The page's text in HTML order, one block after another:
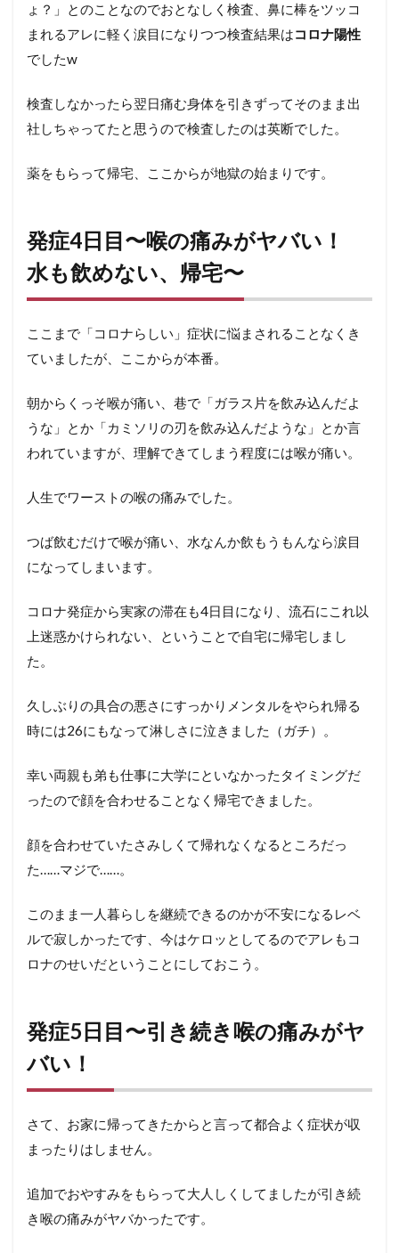
た〜
12
発症
味覚
がも
どっ
た〜
まだ
は続
遺症
的な
リバ
リよ
13.1
いのに
ふわふ
体がフ
ラフラ
する
13.2
な筋力
味覚も
変〜味
しない
かでマ
ジでク
ソ〜
14
め：
ナだ
けに
はか
から
い
14.1
け：こ
の症状
まとめ
おまけ
2:ここ
までの
ょ？」とのことなのでおとなしく検査、鼻に棒をツッコ
まれるアレに軽く涙目になりつつ検査結果はコロナ陽性
でしたw
検査しなかったら翌日痛む身体を引きずってそのまま出
社しちゃってたと思うので検査したのは英断でした。
薬をもらって帰宅、ここからが地獄の始まりです。
発症4日目〜喉の痛みがヤバい！
水も飲めない、帰宅〜
ここまで「コロナらしい」症状に悩まされることなくき
ていましたが、ここからが本番。
朝からくっそ喉が痛い、巷で「ガラス片を飲み込んだよ
うな」とか「カミソリの刃を飲み込んだような」とか言
われていますが、理解できてしまう程度には喉が痛い。
人生でワーストの喉の痛みでした。
つば飲むだけで喉が痛い、水なんか飲もうもんなら涙目
になってしまいます。
コロナ発症から実家の滞在も4日目になり、流石にこれ以
上迷惑かけられない、ということで自宅に帰宅しまし
た。
久しぶりの具合の悪さにすっかりメンタルをやられ帰る
時には26にもなって淋しさに泣きました（ガチ）。
幸い両親も弟も仕事に大学にといなかったタイミングだ
ったので顔を合わせることなく帰宅できました。
顔を合わせていたさみしくて帰れなくなるところだっ
た……マジで……。
このまま一人暮らしを継続できるのかが不安になるレベ
ルで寂しかったです、今はケロッとしてるのでアレもコ
ロナのせいだということにしておこう。
発症5日目〜引き続き喉の痛みがヤ
バい！
さて、お家に帰ってきたからと言って都合よく症状が収
まったりはしません。
追加でおやすみをもらって大人しくしてましたが引き続
き喉の痛みがヤバかったです。